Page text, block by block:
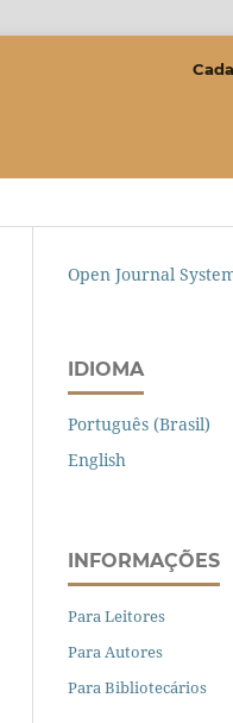
Open Journal
IDIOMA
Português (Brasil)
English
INFORMAÇÕES
Para Leitores
Para Autores
Para Bibliotecários